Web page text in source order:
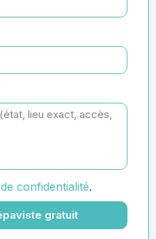
confidentialité.
gratuit